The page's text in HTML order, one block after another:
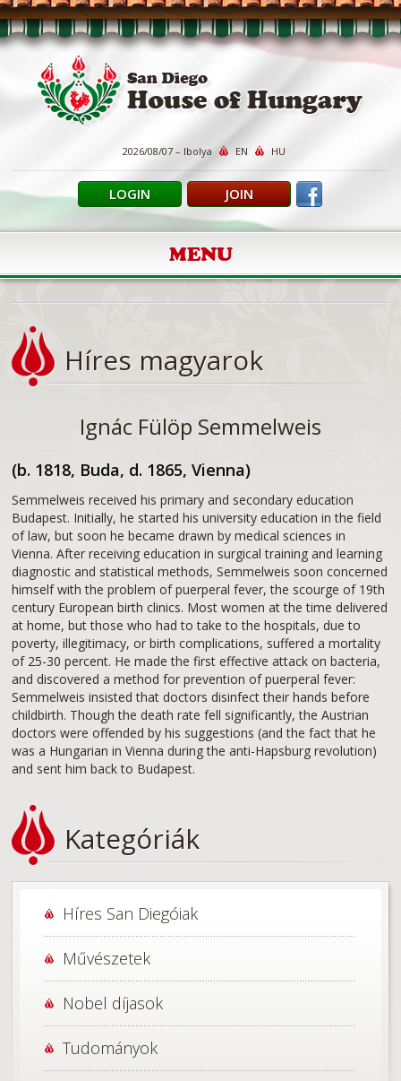
2026/08/07 – Ibolya EN HU
LOGIN JOIN
MENU
Híres magyarok
Ignác Fülöp Semmelweis
(b. 1818, Buda, d. 1865, Vienna)
Semmelweis received his primary and secondary education
Budapest. Initially, he started his university education in the field
of law, but soon he became drawn by medical sciences in
Vienna. After receiving education in surgical training and learning
diagnostic and statistical methods, Semmelweis soon concerned
himself with the problem of puerperal fever, the scourge of 19th
century European birth clinics. Most women at the time delivered
at home, but those who had to take to the hospitals, due to
poverty, illegitimacy, or birth complications, suffered a mortality
of 25-30 percent. He made the first effective attack on bacteria,
and discovered a method for prevention of puerperal fever:
Semmelweis insisted that doctors disinfect their hands before
childbirth. Though the death rate fell significantly, the Austrian
doctors were offended by his suggestions (and the fact that he
was a Hungarian in Vienna during the anti-Hapsburg revolution)
and sent him back to Budapest.
Kategóriák
Híres San Diegóiak
Művészetek
Nobel díjasok
Tudományok